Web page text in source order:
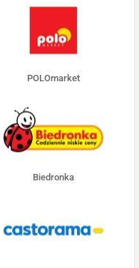
POLOmarket
Biedronka